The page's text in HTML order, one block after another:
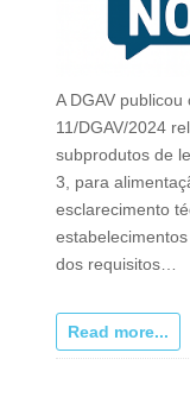
A DGAV
11/DGAV/2024
subprodutos de
3, para
esclarecimento
dos requisitos…
Read more...